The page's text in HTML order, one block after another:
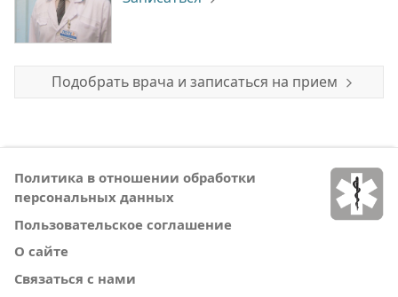
Подобрать врача и записаться на прием
Политика в отношении обработки
персональных данных
Пользовательское соглашение
О сайте
Связаться с нами